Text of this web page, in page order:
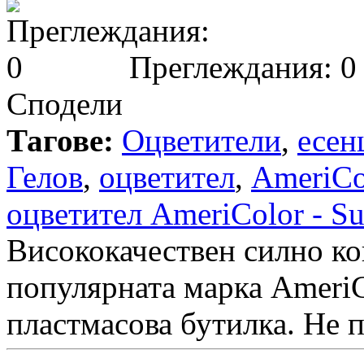
Преглеждания: 0
Сподели
Тагове: Оцветители,
Гелов, оцветител,
оцветител AmeriColor -
Висококачествен силно
популярната марка
пластмасова бутилка. Не